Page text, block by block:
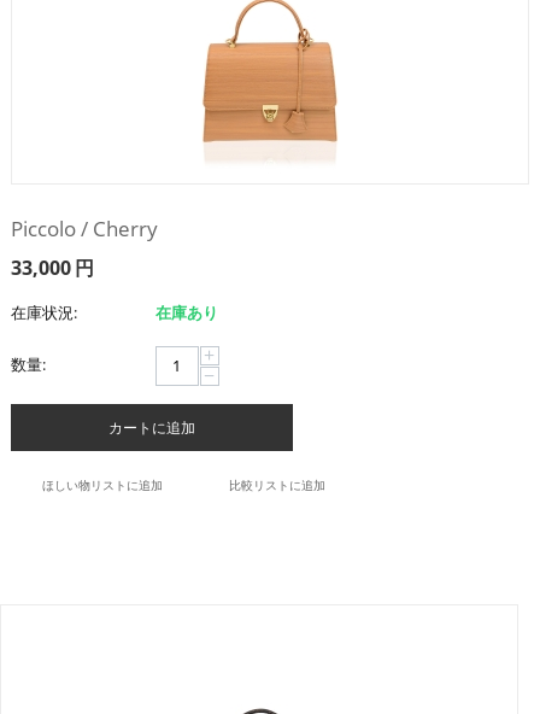
Piccolo / Cherry
33,000円
在庫状況: 在庫あり
数量: +
−
カートに追加
ほしい物リストに追加 比較リストに追加